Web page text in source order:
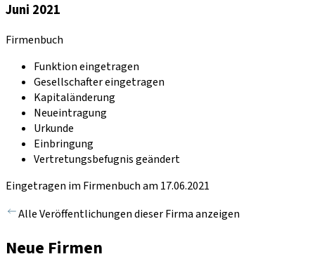
Juni 2021
Firmenbuch
Funktion eingetragen
Gesellschafter eingetragen
Kapitaländerung
Neueintragung
Urkunde
Einbringung
Vertretungsbefugnis geändert
Eingetragen im Firmenbuch am 17.06.2021
Alle Veröffentlichungen dieser Firma anzeigen
Neue Firmen